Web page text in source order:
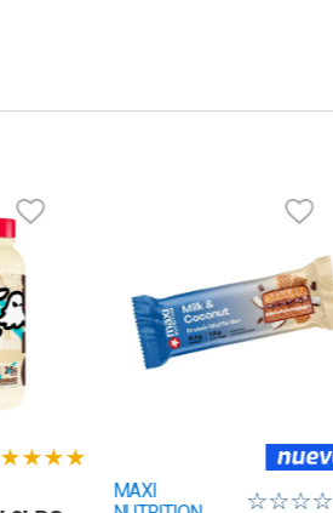
★★★★
MAXI
☆☆☆☆